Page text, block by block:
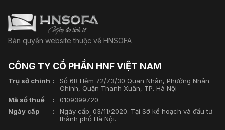
Bản quyền website thuộc về HNSOFA
CÔNG TY CỔ PHẦN HNF VIỆT NAM
Trụ sở chính
Số 6B Hẻm 72/73/30 Quan Nhân, Phường Nhân
Chính, Quận Thanh Xuân, TP. Hà Nội
Mã số thuế
0109399720
Ngày cấp
Ngày cấp: 03/11/2020. Tại Sở kế hoạch và đầu tư
thành phố Hà Nội.